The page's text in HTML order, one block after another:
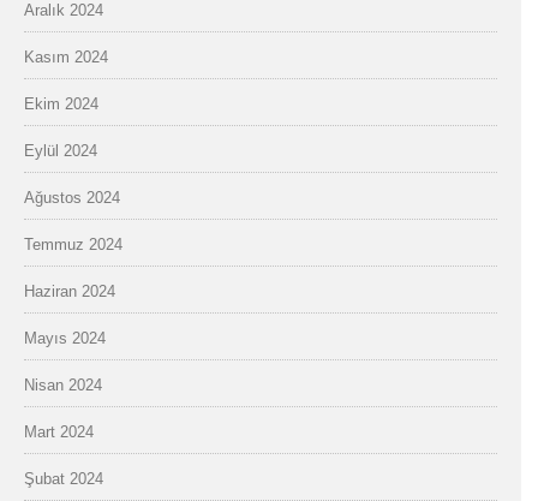
Aralık 2024
Kasım 2024
Ekim 2024
Eylül 2024
Ağustos 2024
Temmuz 2024
Haziran 2024
Mayıs 2024
Nisan 2024
Mart 2024
Şubat 2024